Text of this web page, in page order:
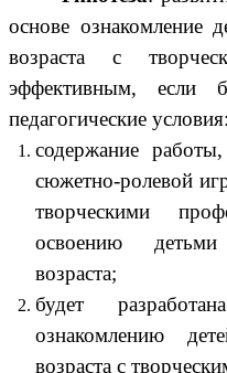
основе ознакомление
возраста с
эффективным, если
педагогические условия:
содержание
сюжетно-ролевой
творческими
освоению
возраста;
будет
ознакомлению
возраста с